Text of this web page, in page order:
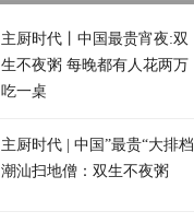
主厨时代丨中国最贵宵夜:双
生不夜粥 每晚都有人花两万
吃一桌
主厨时代 | 中国”最贵“大排档
潮汕扫地僧：双生不夜粥